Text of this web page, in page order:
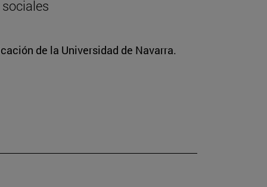
de la Universidad de Navarra.